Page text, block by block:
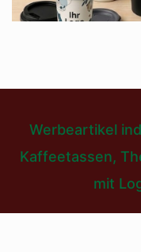
Werbeartikel
Kaffeetassen,
mit